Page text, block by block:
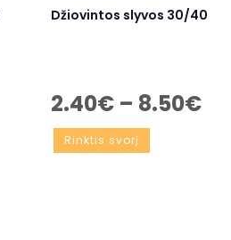
Džiovintos slyvos 30/40
2.40€ – 8.50€
Rinktis svorį